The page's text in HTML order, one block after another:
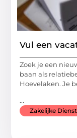
Vul een
Zoek je een
baan als
Hoevelaken. Je
...
Zakelijke